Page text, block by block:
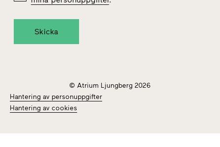
© Atrium Ljungberg 2026
Hantering av personuppgifter
Hantering av cookies